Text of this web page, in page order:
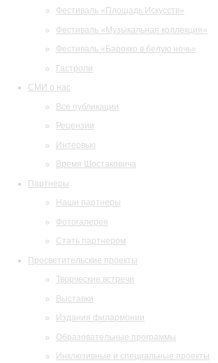
Фестиваль «Площадь Искусств»
Фестиваль «Музыкальная коллекция»
Фестиваль «Барокко в белую ночь»
Гастроли
СМИ о нас
Все публикации
Рецензии
Интервью
Время Шостаковича
Партнеры
Наши партнеры
Фотогалерея
Стать партнером
Просветительские проекты
Творческие встречи
Выставки
Издания филармонии
Образовательные программы
Инклюзивные и специальные проекты